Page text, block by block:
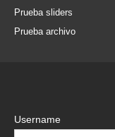
Prueba sliders
Prueba archivo
Username